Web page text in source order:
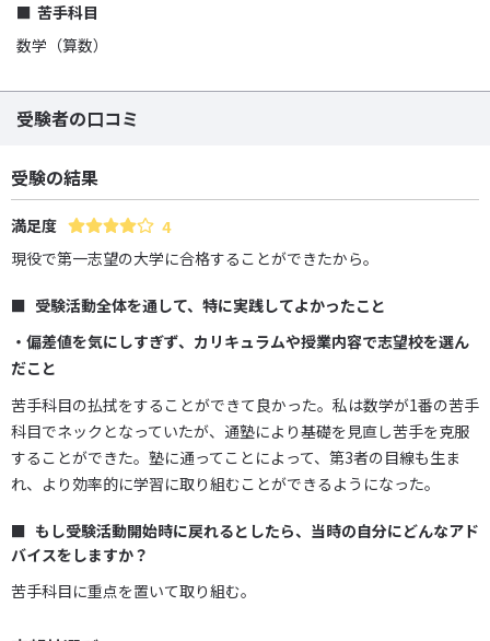
苦手科目
数学（算数）
受験者の口コミ
受験の結果
満足度
4
現役で第一志望の大学に合格することができたから。
受験活動全体を通して、特に実践してよかったこと
・偏差値を気にしすぎず、カリキュラムや授業内容で志望校を選ん
だこと
苦手科目の払拭をすることができて良かった。私は数学が1番の苦手
科目でネックとなっていたが、通塾により基礎を見直し苦手を克服
することができた。塾に通ってことによって、第3者の目線も生ま
れ、より効率的に学習に取り組むことができるようになった。
もし受験活動開始時に戻れるとしたら、当時の自分にどんなアド
バイスをしますか？
苦手科目に重点を置いて取り組む。